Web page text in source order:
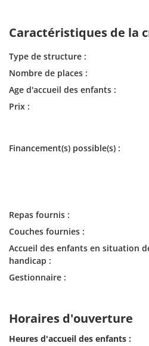
Caractéristiques de la
Type de structure :
Nombre de places :
Age d'accueil des enfants :
Prix :
Financement(s) possible(s) :
Repas fournis :
Couches fournies :
Accueil des enfants en situation
handicap :
Gestionnaire :
Horaires d'ouverture
Heures d'accueil des enfants :